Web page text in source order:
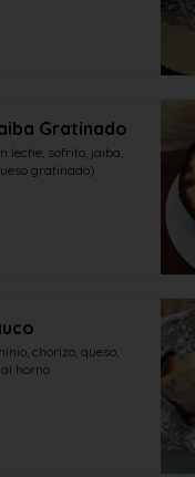
Gratinado
leche, sofrito, jaiba,
gratinado)
chorizo, queso,
horno